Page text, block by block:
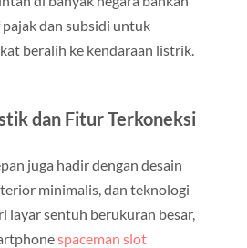
dan subsidi untuk
beralih ke kendaraan listrik.
dan Fitur Terkoneksi
juga hadir dengan desain
minimalis, dan teknologi
layar sentuh berukuran besar,
spaceman slot